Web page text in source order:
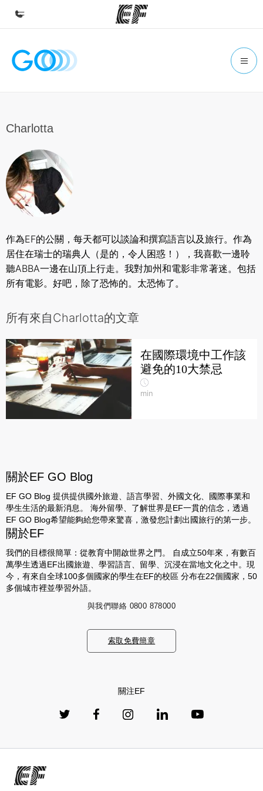
首頁
查找您附近的辦公室
關於我們
公司資訊
加入我們
Charlotta
作為EF的公關，每天都可以談論和撰寫語言以及旅行。作為
居住在瑞士的瑞典人（是的，令人困惑！），我喜歡一邊聆
聽ABBA一邊在山頂上行走。我對加州和電影非常著迷。包括
所有電影。好吧，除了恐怖的。太恐怖了。
所有來自Charlotta的文章
在國際環境中工作該
避免的10大禁忌
min
關於EF GO Blog
EF GO Blog 提供提供國外旅遊、語言學習、外國文化、國際事業和
學生生活的最新消息。 海外留學、了解世界是EF一貫的信念，透過
EF GO Blog希望能夠給您帶來驚喜，激發您計劃出國旅行的第一步。
關於EF
我們的目標很簡單：從教育中開啟世界之門。 自成立50年來，有數百
萬學生透過EF出國旅遊、學習語言、留學、沉浸在當地文化之中。現
今，有來自全球100多個國家的學生在EF的校區 分布在22個國家，50
多個城市裡並學習外語。
與我們聯絡 0800 878000
索取免費簡章
關注EF